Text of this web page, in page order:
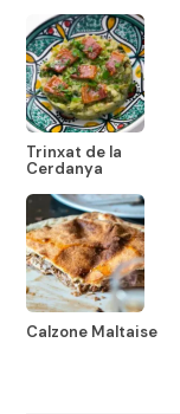
Trinxat de la
Cerdanya
Calzone Maltaise